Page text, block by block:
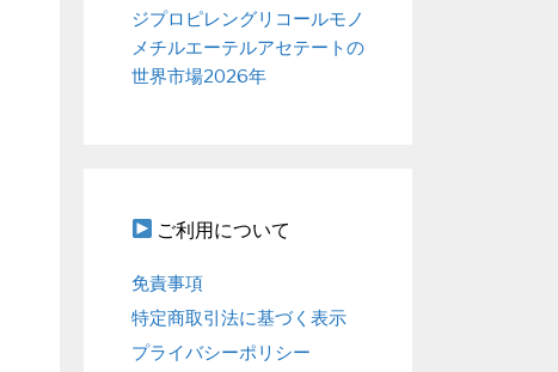
ジプロピレングリコールモノ
メチルエーテルアセテートの
世界市場2026年
ご利用について
免責事項
特定商取引法に基づく表示
プライバシーポリシー